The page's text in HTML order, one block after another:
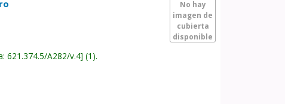
No hay
imagen de
cubierta
disponible
621.374.5/A282/v.4 (1).